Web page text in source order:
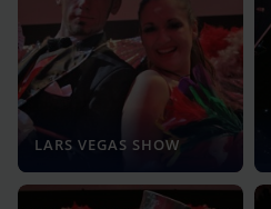
LARS VEGAS SHOW